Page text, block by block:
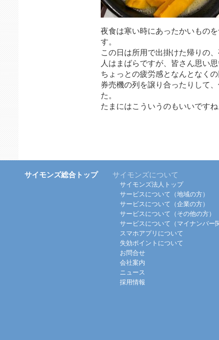
夜食は寒い時にあったかいもの
す。
この日は所用で出掛けた帰りの
人はまばらですが、皆さん思い
ちょっとの疲労感となんとなく
券売機の列を譲り合ったりして
た。
たまにはこういうのもいいです
サイモンズ総合トップ サイモンズについて
サイモンズ法人トップ
サービスについて（地域の方）
サービスについて（企業の方）
サービスについて（その他の方）
サービスについて（マイナンバー
スマホアプリについて
失効ポイントについて
お問合せ
会社案内
ニュース
採用情報